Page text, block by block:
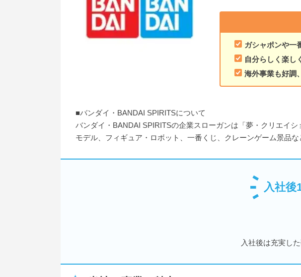
ガシャポンや一
自分らしく楽し
海外事業も好調
■バンダイ・BANDAI SPIRITSについて
バンダイ・BANDAI SPIRITSの企業スローガンは「夢・クリエイ
モデル、フィギュア・ロボット、一番くじ、クレーンゲーム景品
入社後
入社後は充実し